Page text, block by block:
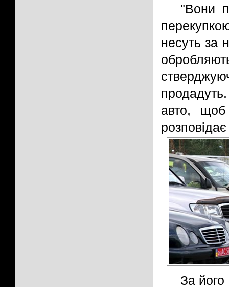
"Вони
несуть за
авто,
За